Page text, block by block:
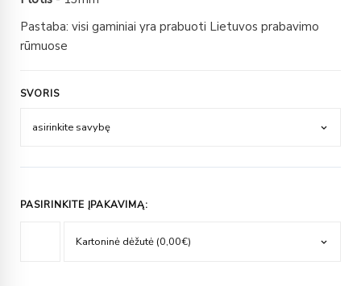
Pastaba: visi gaminiai yra prabuoti Lietuvos prabavimo
rūmuose
SVORIS
PASIRINKITE ĮPAKAVIMĄ: